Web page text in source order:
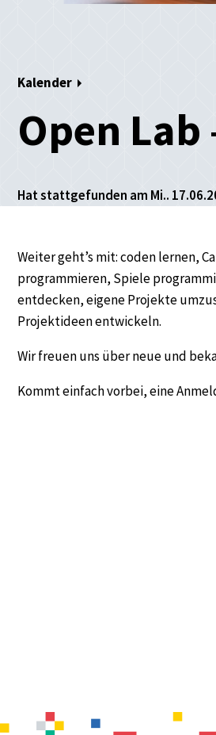
Kalender
Open Lab
Hat stattgefunden am Mi..
Weiter geht’s mit: coden lernen,
programmieren, Spiele
entdecken, eigene Projekte
Projektideen entwickeln.
Wir freuen uns über neue und
Kommt einfach vorbei, eine